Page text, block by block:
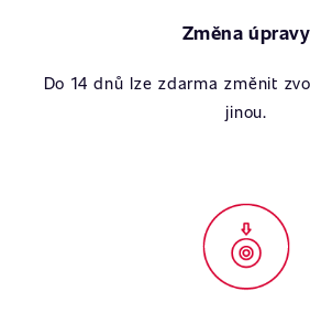
Změna úpravy
Do 14 dnů lze zdarma změnit
jinou.